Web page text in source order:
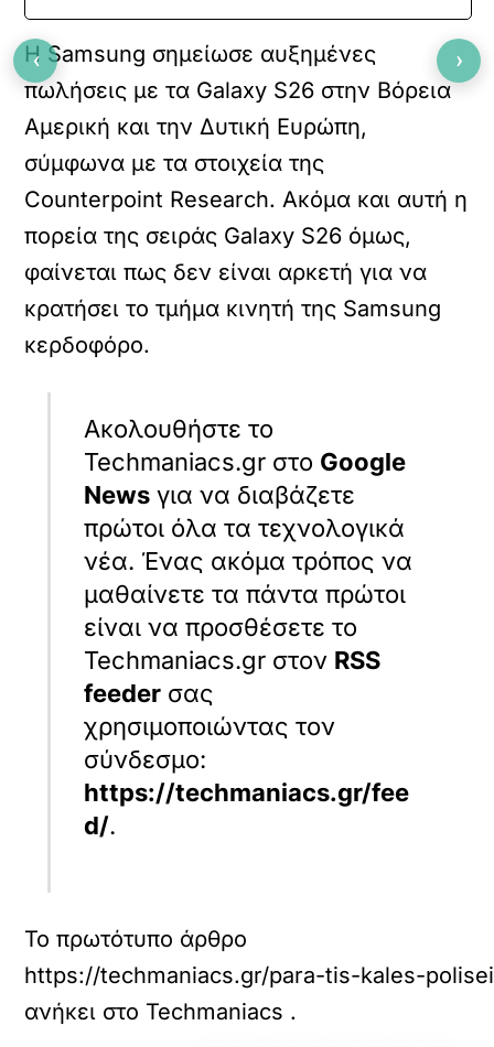
Η Samsung σημείωσε αυξημένες
πωλήσεις με τα Galaxy S26 στην Βόρεια
Αμερική και την Δυτική Ευρώπη,
σύμφωνα με τα στοιχεία της
Counterpoint Research. Ακόμα και αυτή η
πορεία της σειράς Galaxy S26 όμως,
φαίνεται πως δεν είναι αρκετή για να
κρατήσει το τμήμα κινητή της Samsung
κερδοφόρο.
Ακολουθήστε το
Techmaniacs.gr στο Google
News για να διαβάζετε
πρώτοι όλα τα τεχνολογικά
νέα. Ένας ακόμα τρόπος να
μαθαίνετε τα πάντα πρώτοι
είναι να προσθέσετε το
Techmaniacs.gr στον RSS
feeder σας
χρησιμοποιώντας τον
σύνδεσμο:
https://techmaniacs.gr/fee
d/.
Το πρωτότυπο άρθρο
https://techmaniacs.gr/para-tis-kales-
ανήκει στο Techmaniacs .
‹ ›